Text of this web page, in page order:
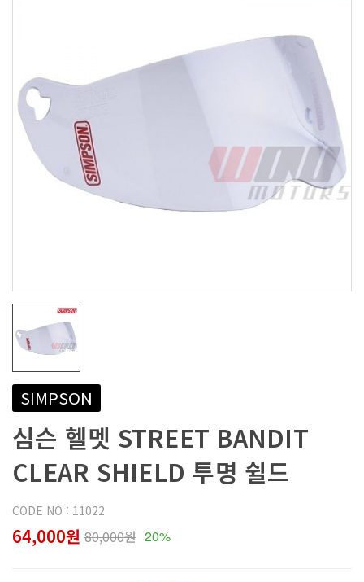
SIMPSON
심슨 헬멧 STREET BANDIT
CLEAR SHIELD 투명 쉴드
CODE NO : 11022
64,000원 80,000원 20%